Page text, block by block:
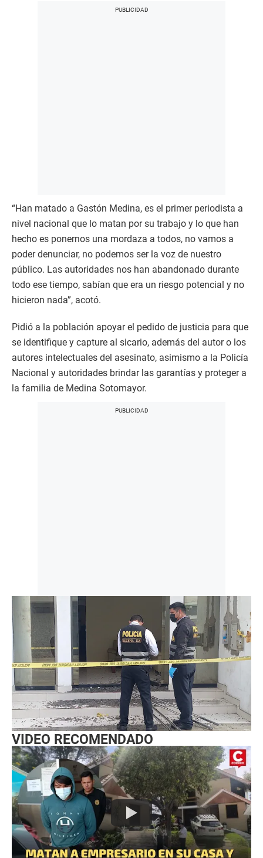
“Han matado a Gastón Medina, es el primer periodista a
nivel nacional que lo matan por su trabajo y lo que han
hecho es ponernos una mordaza a todos, no vamos a
poder denunciar, no podemos ser la voz de nuestro
público. Las autoridades nos han abandonado durante
todo ese tiempo, sabían que era un riesgo potencial y no
hicieron nada”, acotó.
Pidió a la población apoyar el pedido de justicia para que
se identifique y capture al sicario, además del autor o los
autores intelectuales del asesinato, asimismo a la Policía
Nacional y autoridades brindar las garantías y proteger a
la familia de Medina Sotomayor.
VIDEO RECOMENDADO